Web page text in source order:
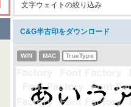
文字ウェイトの絞り込み
C&G半古印をダウンロード
WIN MAC TrueType